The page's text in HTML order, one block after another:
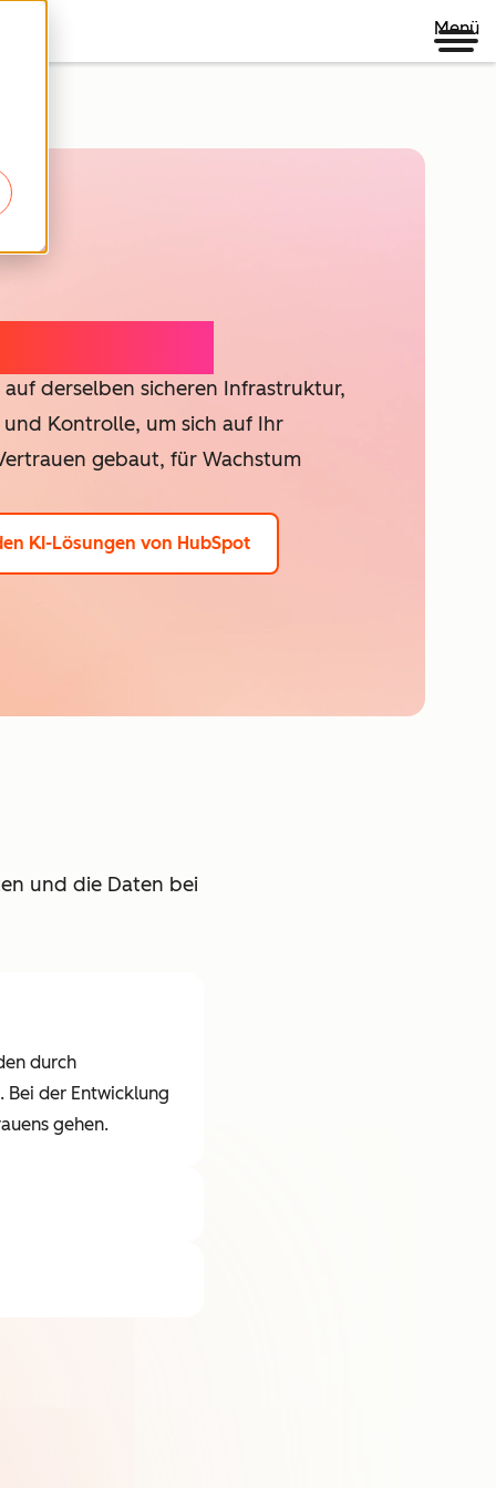
Menü
derselben sicheren Infrastruktur,
Kontrolle, um sich auf Ihr
gebaut, für Wachstum
KI-Lösungen von HubSpot
und die Daten bei
durch
Bei der Entwicklung
gehen.